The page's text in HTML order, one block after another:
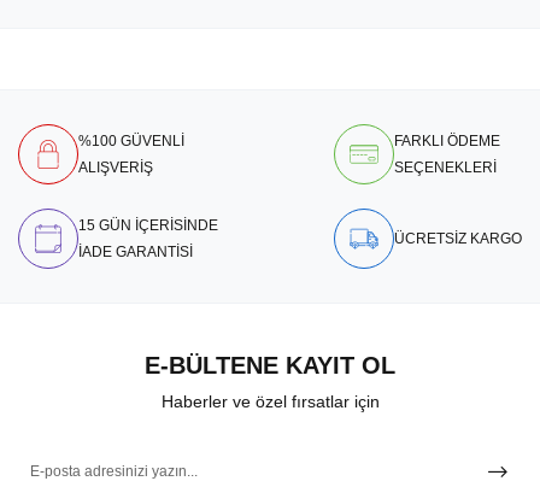
%100 GÜVENLİ
ALIŞVERİŞ
FARKLI ÖDEME
SEÇENEKLERİ
15 GÜN İÇERİSİNDE
İADE GARANTİSİ
ÜCRETSİZ KARGO
E-BÜLTENE KAYIT OL
Haberler ve özel fırsatlar için